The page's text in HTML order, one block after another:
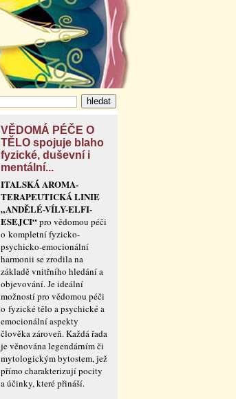
VĚDOMÁ PÉČE O
TĚLO spojuje blaho
fyzické, duševní i
mentální...
ITALSKÁ AROMA-
TERAPEUTICKÁ LINIE
„ANDĚLÉ-VÍLY-ELFI-
ESEJCI“pro vědomou péči
o kompletní fyzicko-
psychicko-emocionální
harmonii se zrodila na
základě vnitřního hledání a
objevování. Je ideální
možností pro vědomou péči
o fyzické tělo a psychické a
emocionální aspekty
člověka zároveň. Každá řada
je věnována legendárním či
mytologickým bytostem, jež
přímo charakterizují pocity
a účinky, které přináší.